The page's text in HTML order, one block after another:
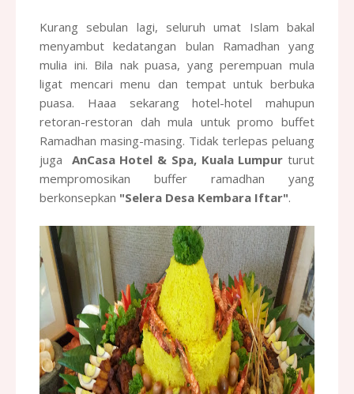
Kurang sebulan lagi, seluruh umat Islam bakal
menyambut kedatangan bulan Ramadhan yang
mulia ini. Bila nak puasa, yang perempuan mula
ligat mencari menu dan tempat untuk berbuka
puasa. Haaa sekarang hotel-hotel mahupun
retoran-restoran dah mula untuk promo buffet
Ramadhan masing-masing. Tidak terlepas peluang
juga
AnCasa Hotel & Spa, Kuala Lumpur turut
mempromosikan buffer ramadhan yang
berkonsepkan "Selera Desa Kembara Iftar".